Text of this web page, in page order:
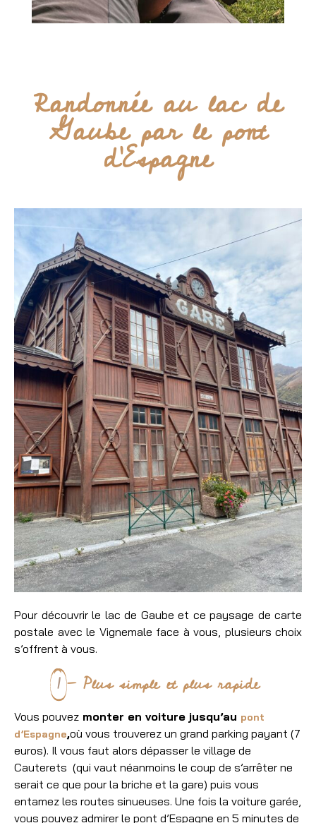
Randonnée au lac de
Gaube par le pont
d'Espagne
Pour découvrir le lac de Gaube et ce paysage de carte
postale avec le Vignemale face à vous, plusieurs choix
s’offrent à vous.
1 - Plus simple et plus rapide
Vous pouvez monter en voiture jusqu’au pont
d’Espagne,où vous trouverez un grand parking payant (7
euros). Il vous faut alors dépasser le village de
Cauterets (qui vaut néanmoins le coup de s’arrêter ne
serait ce que pour la briche et la gare) puis vous
entamez les routes sinueuses. Une fois la voiture garée,
vous pouvez admirer le pont d’Espagne en 5 minutes de